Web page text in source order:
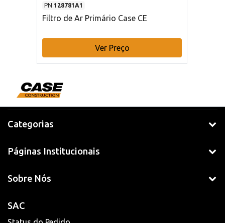
PN 128781A1
Filtro de Ar Primário Case CE
Ver Preço
Categorias
Páginas Institucionais
Sobre Nós
SAC